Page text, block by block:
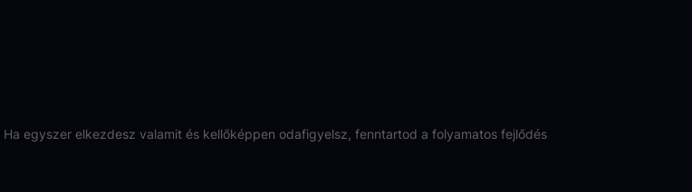
Ha egyszer elkezdesz valamit és kellőképpen odafigyelsz, fenntartod a folyamatos fejlődés